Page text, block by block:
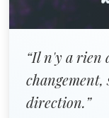
“Il n'y a rien
changement,
direction.”